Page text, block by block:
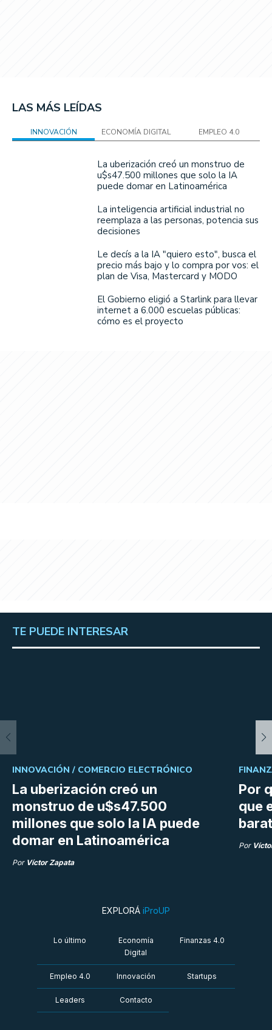
LAS MÁS LEÍDAS
INNOVACIÓN ECONOMÍA DIGITAL EMPLEO 4.0
La uberización creó un monstruo de
u$s47.500 millones que solo la IA
puede domar en Latinoamérica
La inteligencia artificial industrial no
reemplaza a las personas, potencia sus
decisiones
Le decís a la IA "quiero esto", busca el
precio más bajo y lo compra por vos: el
plan de Visa, Mastercard y MODO
El Gobierno eligió a Starlink para llevar
internet a 6.000 escuelas públicas:
cómo es el proyecto
TE PUEDE INTERESAR
La uberización creó un
monstruo de u$s47.500
millones que solo la IA puede
domar en Latinoamérica
INNOVACIÓN / COMERCIO ELECTRÓNICO
Por Víctor Zapata
Por
que
Por
EXPLORÁ iProUP
Lo último
Economía
Digital
Finanzas 4.0
Empleo 4.0 Innovación Startups
Leaders Contacto